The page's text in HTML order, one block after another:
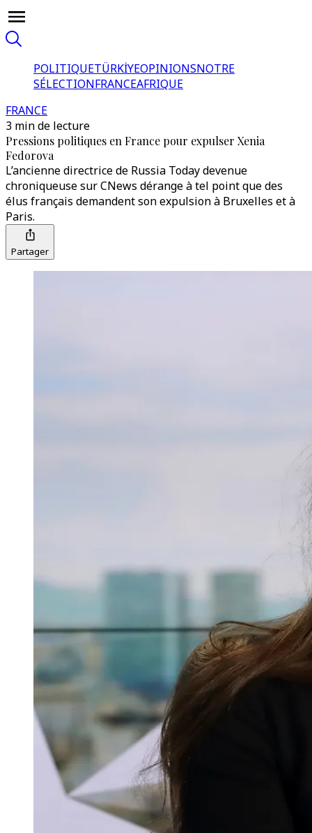
POLITIQUETÜRKİYEOPINIONSNOTRE
SÉLECTIONFRANCEAFRIQUE
FRANCE
3 min de lecture
Pressions politiques en France pour expulser Xenia
Fedorova
L’ancienne directrice de Russia Today devenue
chroniqueuse sur CNews dérange à tel point que des
élus français demandent son expulsion à Bruxelles et à
Paris.
Partager